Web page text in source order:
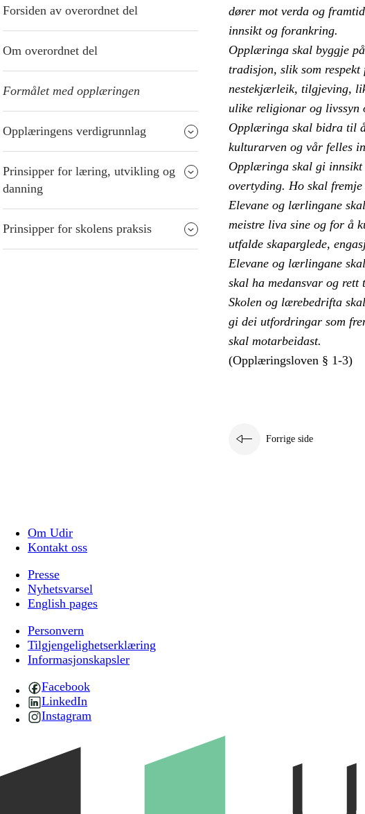
Forsiden av overordnet del
Om overordnet del
Formålet med opplæringen
Opplæringens verdigrunnlag
Prinsipper for læring, utvikling og
danning
Prinsipper for skolens praksis
dører mot verda og
innsikt og forankring.
Opplæringa skal byggje
tradisjon, slik som respekt
nestekjærleik, tilgjeving,
ulike religionar og livssyn
Opplæringa skal bidra til
kulturarven og vår felles
Opplæringa skal gi innsikt
overtyding. Ho skal
Elevane og lærlingane
meistre liva sine og for å
utfalde skaparglede,
Elevane og lærlingane
skal ha medansvar og rett
Skolen og lærebedrifta
gi dei utfordringar som
skal motarbeidast.
(Opplæringsloven § 1-3)
Forrige side
Om Udir
Kontakt oss
Presse
Nyhetsvarsel
English pages
Personvern
Tilgjengelighetserklæring
Informasjonskapsler
Facebook
LinkedIn
Instagram